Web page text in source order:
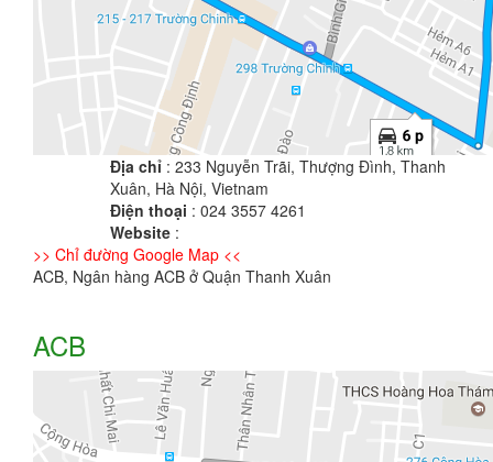
Địa chỉ : 233 Nguyễn Trãi, Thượng Đình, Thanh
Xuân, Hà Nội, Vietnam
Điện thoại : 024 3557 4261
Website :
>> Chỉ đường Google Map <<
ACB, Ngân hàng ACB ở Quận Thanh Xuân
ACB